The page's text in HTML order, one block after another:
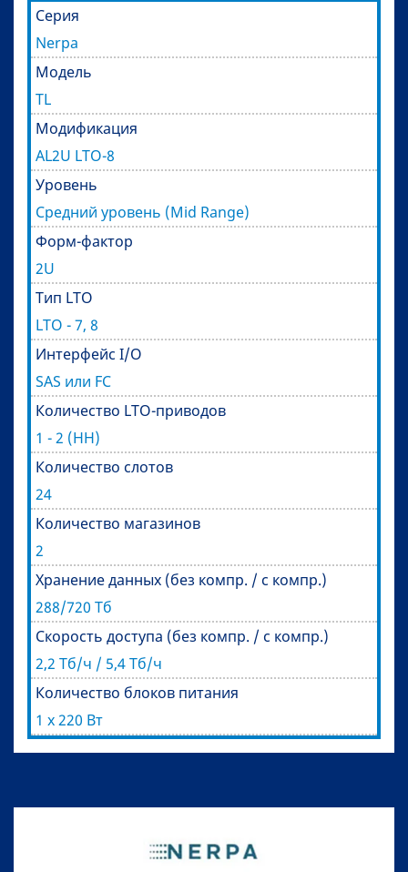
Cерия
Nerpa
Модель
TL
Модификация
AL2U LTO-8
Уровень
Средний уровень (Mid Range)
Форм-фактор
2U
Тип LTO
LTO - 7, 8
Интерфейс I/O
SAS или FC
Количество LTO-приводов
1 - 2 (HH)
Количество слотов
24
Количество магазинов
2
Хранение данных (без компр. / с компр.)
288/720 Тб
Скорость доступа (без компр. / с компр.)
2,2 Тб/ч / 5,4 Тб/ч
Количество блоков питания
1 x 220 Вт